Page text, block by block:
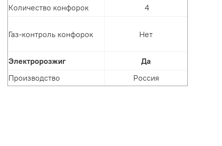
Количество конфорок 4
Газ-контроль конфорок Нет
Электророзжиг
Да
Производство
Россия